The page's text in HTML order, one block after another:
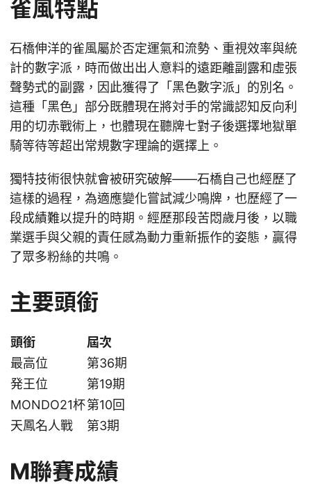
雀風特點
石橋伸洋的雀風屬於否定運氣和流勢、重視效率與統
計的數字派，時而做出出人意料的遠距離副露和虛張
聲勢式的副露，因此獲得了「黑色數字派」的別名。
這種「黑色」部分既體現在將対手的常識認知反向利
用的切赤戰術上，也體現在聽牌七對子後選擇地獄單
騎等待等超出常規數字理論的選擇上。
獨特技術很快就會被研究破解——石橋自己也經歷了
這樣的過程，為適應變化嘗試減少鳴牌，也歷經了一
段成績難以提升的時期。經歷那段苦悶歲月後，以職
業選手與父親的責任感為動力重新振作的姿態，贏得
了眾多粉絲的共鳴。
主要頭銜
頭銜
屆次
最高位
第36期
発王位
第19期
MONDO21杯第10回
天鳳名人戰
第3期
M聯賽成績